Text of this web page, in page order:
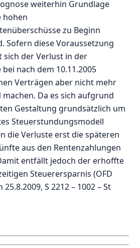
weiterhin Grundlage
hohen
zu Beginn
Sofern diese Voraussetzung
sich der Verlust in der
nach dem 10.11.2005
Verträgen aber nicht mehr
Da es sich aufgrund
Gestaltung grundsätzlich um
Steuerstundungsmodell
die Verluste erst die späteren
aus den Rentenzahlungen
entfällt jedoch der erhoffte
Steuerersparnis (OFD
S 2212 – 1002 – St